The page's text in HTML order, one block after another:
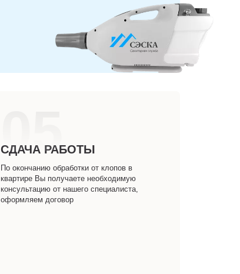
05
СДАЧА РАБОТЫ
По окончанию обработки от клопов в
квартире Вы получаете необходимую
консультацию от нашего специалиста,
оформляем договор